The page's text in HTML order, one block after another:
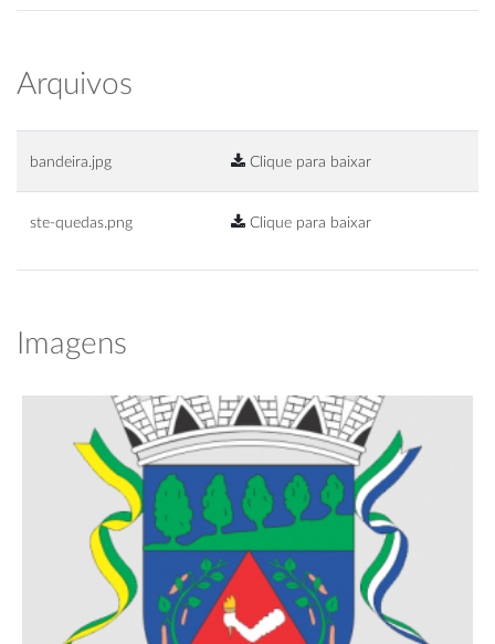
Arquivos
bandeira.jpg Clique para baixar
ste-quedas.png Clique para baixar
Imagens